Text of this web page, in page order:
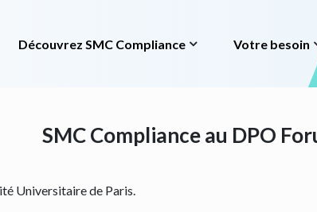
Découvrez SMC Compliance Votre besoin
SMC Compliance au DPO
Universitaire de Paris.